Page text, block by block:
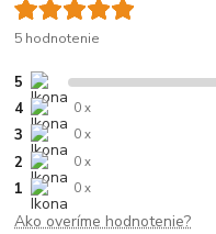
5 hodnotenie
5
4 0 x
3 0 x
2 0 x
1 0 x
Ako overíme hodnotenie?